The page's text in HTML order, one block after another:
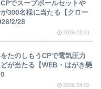
でスープボールセットや
300名様に当たる【クロー
2/28
2026.02.01
たのしもうCPで電気圧力
が当たる【WEB・はがき懸
2026.04.03